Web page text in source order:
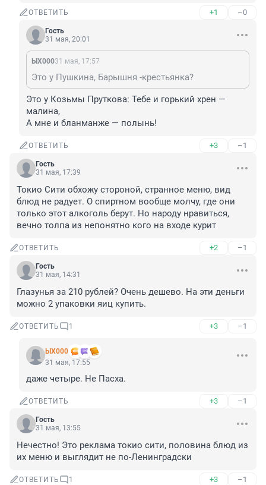
ОТВЕТИТЬ +1 –0
Гость
31 мая, 20:01
ЫХ00031 мая, 17:57
Это у Пушкина, Барышня -крестьянка?
Это у Козьмы Пруткова: Тебе и горький хрен —
малина,
А мне и бланманже — полынь!
ОТВЕТИТЬ +3 –1
Гость
31 мая, 17:39
Токио Сити обхожу стороной, странное меню, вид
блюд не радует. О спиртном вообще молчу, где они
только этот алкоголь берут. Но народу нравиться,
вечно толпа из непонятно кого на входе курит
ОТВЕТИТЬ +2 –1
Гость
31 мая, 14:31
Глазунья за 210 рублей? Очень дешево. На эти деньги
можно 2 упаковки яиц купить.
ОТВЕТИТЬ 1 +3 –1
ЫХ000
31 мая, 17:55
даже четыре. Не Пасха.
ОТВЕТИТЬ +3 –1
Гость
31 мая, 13:55
Нечестно! Это реклама токио сити, половина блюд из
их меню и выглядит не по-Ленинградски
ОТВЕТИТЬ 1 +3 –1